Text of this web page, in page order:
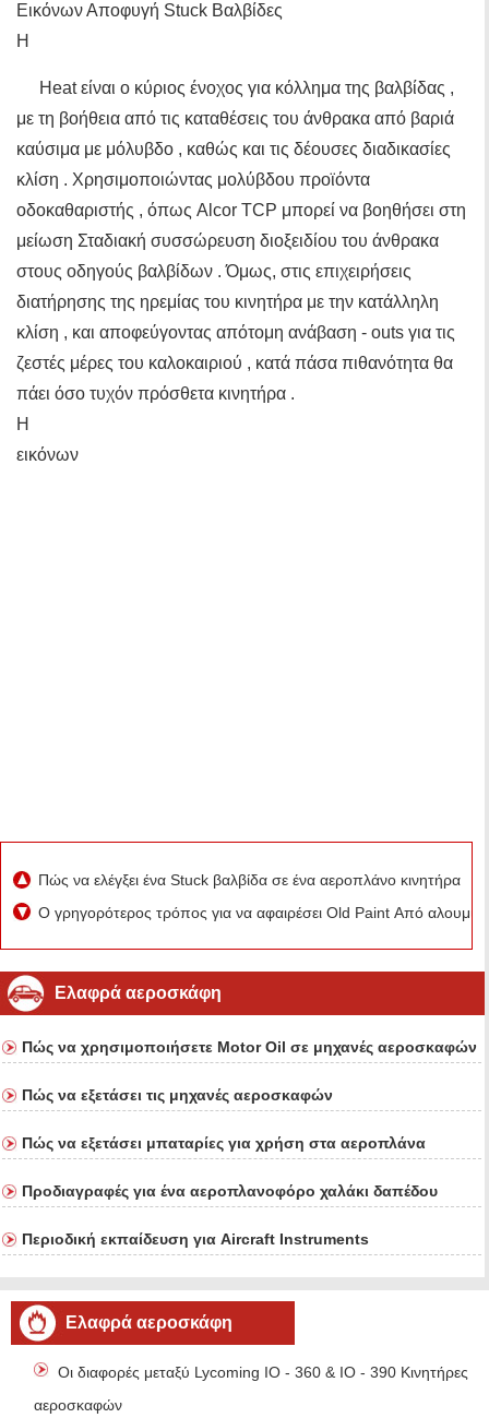
Εικόνων Αποφυγή Stuck Βαλβίδες
Η
Heat είναι ο κύριος ένοχος για κόλλημα της βαλβίδας ,
με τη βοήθεια από τις καταθέσεις του άνθρακα από βαριά
καύσιμα με μόλυβδο , καθώς και τις δέουσες διαδικασίες
κλίση . Χρησιμοποιώντας μολύβδου προϊόντα
οδοκαθαριστής , όπως Alcor TCP μπορεί να βοηθήσει στη
μείωση Σταδιακή συσσώρευση διοξειδίου του άνθρακα
στους οδηγούς βαλβίδων . Όμως, στις επιχειρήσεις
διατήρησης της ηρεμίας του κινητήρα με την κατάλληλη
κλίση , και αποφεύγοντας απότομη ανάβαση - outs για τις
ζεστές μέρες του καλοκαιριού , κατά πάσα πιθανότητα θα
πάει όσο τυχόν πρόσθετα κινητήρα .
Η
εικόνων
Πώς να ελέγξει ένα Stuck βαλβίδα σε ένα αεροπλάνο κινητήρα
Ο γρηγορότερος τρόπος για να αφαιρέσει Old Paint Από
Ελαφρά αεροσκάφη
Πώς να χρησιμοποιήσετε Motor Oil σε μηχανές αεροσκαφών
Πώς να εξετάσει τις μηχανές αεροσκαφών
Πώς να εξετάσει μπαταρίες για χρήση στα αεροπλάνα
Προδιαγραφές για ένα αεροπλανοφόρο χαλάκι δαπέδου
Περιοδική εκπαίδευση για Aircraft Instruments
Ελαφρά αεροσκάφη
Οι διαφορές μεταξύ Lycoming IO - 360 & IO - 390 Κινητήρες
αεροσκαφών